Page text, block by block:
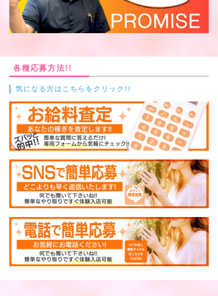
各種応募方法!!
気になる方はこちらをクリック!!